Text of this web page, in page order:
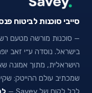
סייבי סוכנות לביטוח פנסיוני
— סוכנות מורשה מטעם
הישראלית, מתוך אמונה
שמכתיב עולם ההייטק: